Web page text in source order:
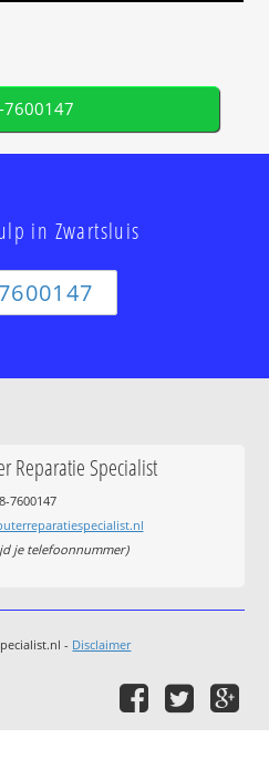
in Zwartsluis
Reparatie Specialist
7600147
je telefoonnummer)
- Disclaimer